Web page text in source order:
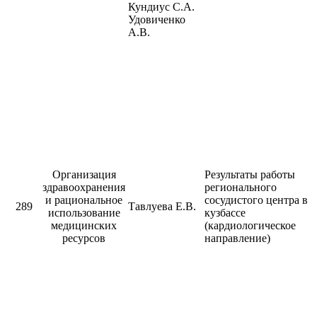
Кундиус С.А.
Удовиченко
А.В.
289
Организация
здравоохранения
и рациональное
использование
медицинских
ресурсов
Тавлуева Е.В.
Результаты работы
регионального
сосудистого центра в
кузбассе
(кардиологическое
направление)